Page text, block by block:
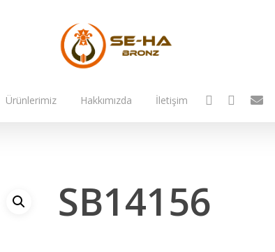
Ürünlerimiz Hakkımızda İletişim facebookinstagram
email
SB14156